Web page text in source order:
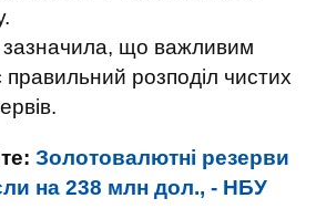
зазначила, що важливим
розподіл чистих
Золотовалютні резерви
на 238 млн дол., - НБУ